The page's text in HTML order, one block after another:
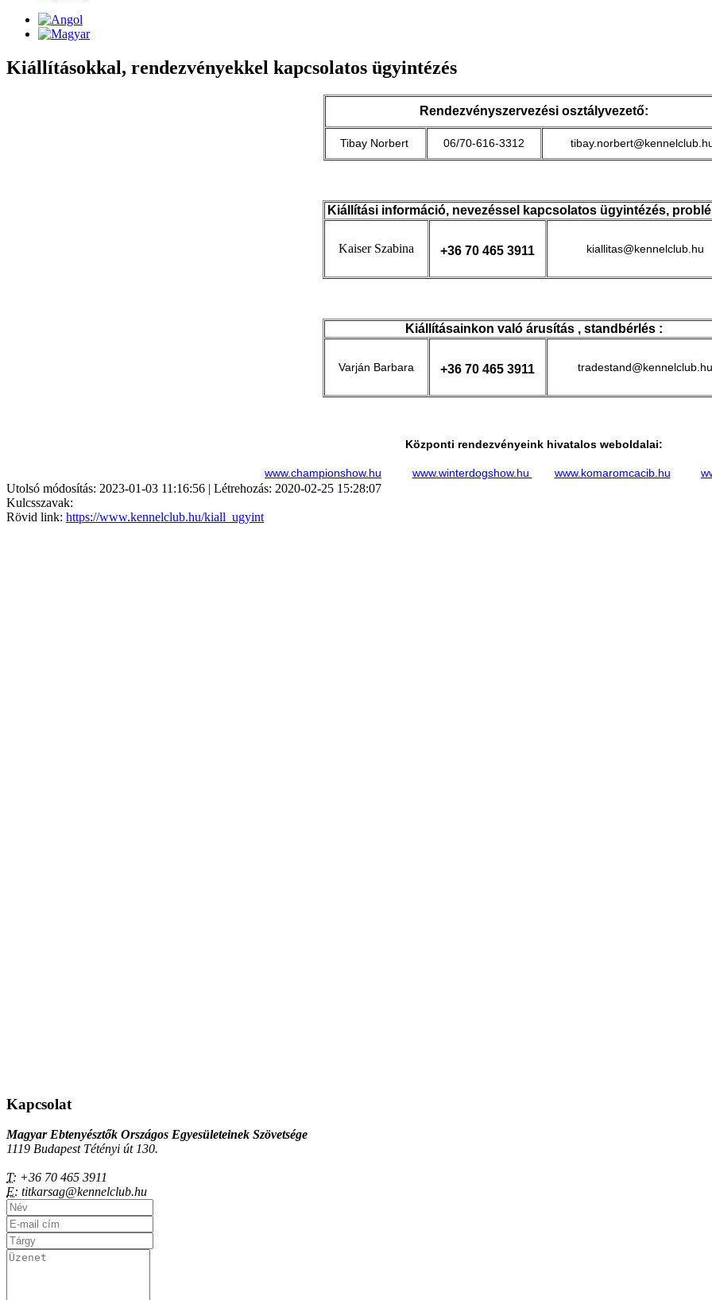
Kiállításokkal, rendezvényekkel kapcsolatos ügyintézés
Rendezvényszervezési osztályvezető:
Tibay Norbert 06/70-616-3312
Kiállítási információ, nevezéssel kapcsolatos ügyintézés,
Kaiser Szabina +36 70 465 3911 kiallitas@kennelclub.hu
Kiállításainkon való árusítás , standbérlés :
Varján Barbara +36 70 465 3911 tradestand@kennelclub.hu
Központi rendezvényeink hivatalos weboldalai:
www.championshow.hu www.winterdogshow.hu www.komaromcacib.hu
Utolsó módosítás: 2023-01-03 11:16:56 | Létrehozás: 2020-02-25 15:28:07
Kulcsszavak:
Rövid link: https://www.kennelclub.hu/kiall_ugyint
Kapcsolat
Magyar Ebtenyésztők Országos Egyesületeinek Szövetsége
1119 Budapest Tétényi út 130.
T: +36 70 465 3911
E: titkarsag@kennelclub.hu